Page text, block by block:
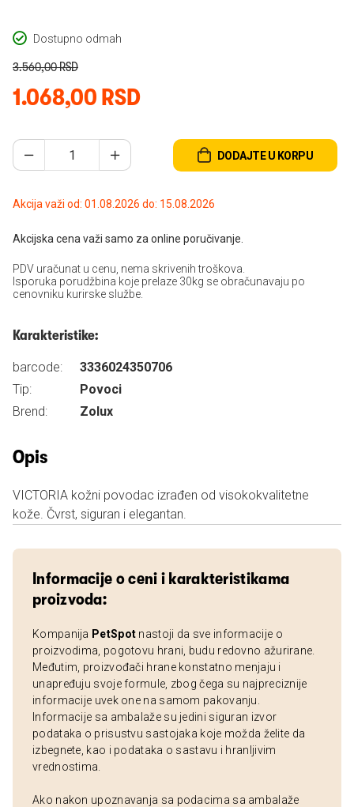
Dostupno odmah
1.068,00 RSD
3.560,00 RSD
DODAJTE U KORPU
Akcija važi od: 01.08.2026 do: 15.08.2026
Akcijska cena važi samo za online poručivanje.
PDV uračunat u cenu, nema skrivenih troškova.
Isporuka porudžbina koje prelaze 30kg se obračunavaju po
cenovniku kurirske službe.
Karakteristike:
barcode:
3336024350706
Tip:
Povoci
Brend:
Zolux
Opis
VICTORIA kožni povodac izrađen od visokokvalitetne
kože. Čvrst, siguran i elegantan.
Informacije o ceni i karakteristikama
proizvoda:
Kompanija PetSpot nastoji da sve informacije o
proizvodima, pogotovu hrani, budu redovno ažurirane.
Međutim, proizvođači hrane konstatno menjaju i
unapređuju svoje formule, zbog čega su najpreciznije
informacije uvek one na samom pakovanju.
Informacije sa ambalaže su jedini siguran izvor
podataka o prisustvu sastojaka koje možda želite da
izbegnete, kao i podataka o sastavu i hranljivim
vrednostima.
Ako nakon upoznavanja sa podacima sa ambalaže